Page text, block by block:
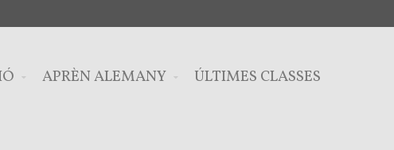
APRÈN ALEMANY ÚLTIMES CLASSES